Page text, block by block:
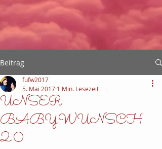
Beitrag
UNSER
BABYWUNSCH
2.0.
fufw2017
5. Mai 2017 1 Min. Lesezeit